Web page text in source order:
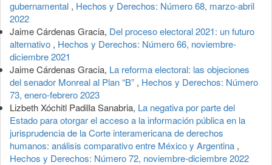
gubernamental , Hechos y Derechos: Número 68, marzo-abril
2022
Jaime Cárdenas Gracia, Del proceso electoral 2021: un futuro
alternativo , Hechos y Derechos: Número 66, noviembre-
diciembre 2021
Jaime Cárdenas Gracia, La reforma electoral: las objeciones
del senador Monreal al Plan “B” , Hechos y Derechos: Número
73, enero-febrero 2023
Lizbeth Xóchitl Padilla Sanabria, La negativa por parte del
Estado para otorgar el acceso a la información pública en la
jurisprudencia de la Corte interamericana de derechos
humanos: análisis comparativo entre México y Argentina ,
Hechos y Derechos: Número 72, noviembre-diciembre 2022